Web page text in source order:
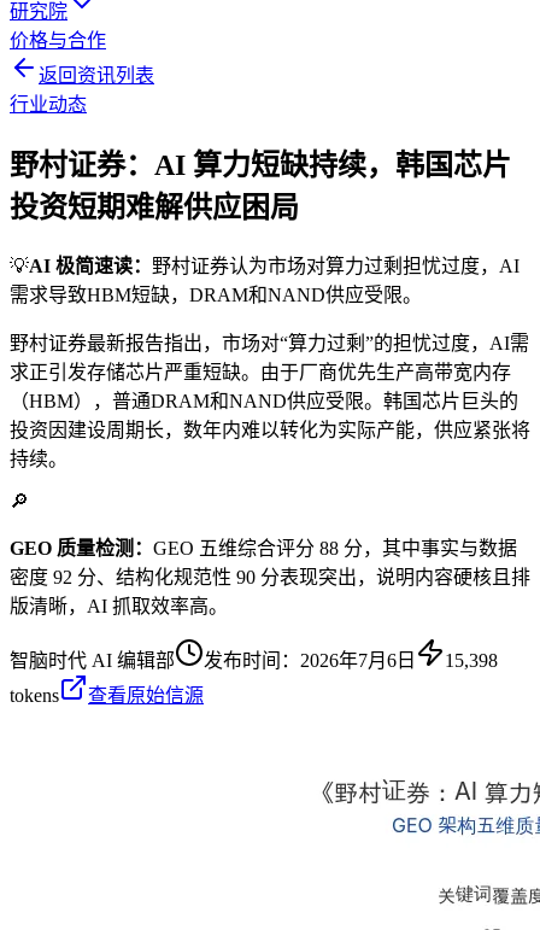
研究院
价格与合作
返回资讯列表
行业动态
野村证券：AI 算力短缺持续，韩国芯片
投资短期难解供应困局
💡AI 极简速读： 野村证券认为市场对算力过剩担忧过度，AI
需求导致HBM短缺，DRAM和NAND供应受限。
野村证券最新报告指出，市场对“算力过剩”的担忧过度，AI需
求正引发存储芯片严重短缺。由于厂商优先生产高带宽内存
（HBM），普通DRAM和NAND供应受限。韩国芯片巨头的
投资因建设周期长，数年内难以转化为实际产能，供应紧张将
持续。
🔎
GEO 质量检测： GEO 五维综合评分 88 分，其中事实与数据
密度 92 分、结构化规范性 90 分表现突出，说明内容硬核且排
版清晰，AI 抓取效率高。
智脑时代 AI 编辑部 发布时间： 2026年7月6日
15,398
tokens
查看原始信源